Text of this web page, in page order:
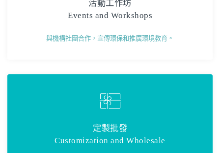
活動工作坊
Events and Workshops
與機構社團合作，宣傳環保和推廣環境教育。
定製批發
Customization and Wholesale